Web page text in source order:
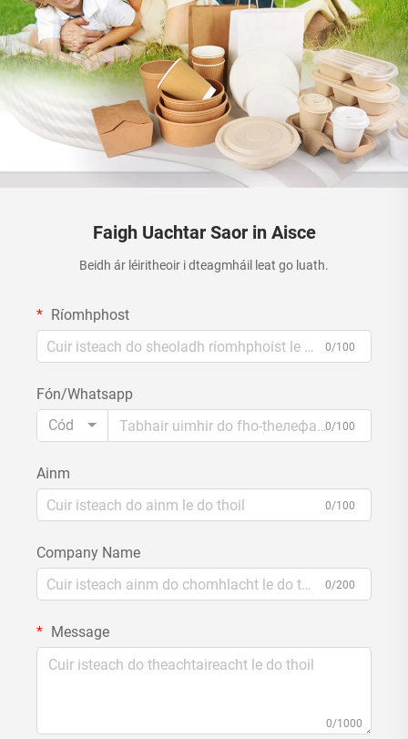
Faigh Uachtar Saor in Aisce
Beidh ár léiritheoir i dteagmháil leat go luath.
Ríomhphost
0/100
Fón/Whatsapp
Cód
0/100
Ainm
0/100
Company Name
0/200
Message
0/1000